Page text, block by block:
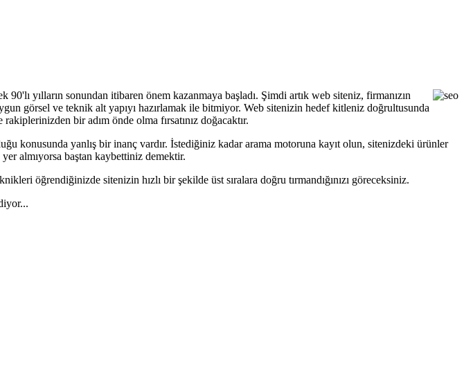
yılların sonundan itibaren önem kazanmaya başladı. Şimdi artık web siteniz, firmanızın
görsel ve teknik alt yapıyı hazırlamak ile bitmiyor. Web sitenizin hedef kitleniz doğrultusunda
bir adım önde olma fırsatınız doğacaktır.
konusunda yanlış bir inanç vardır. İstediğiniz kadar arama motoruna kayıt olun, sitenizdeki ürünler
almıyorsa baştan kaybettiniz demektir.
öğrendiğinizde sitenizin hızlı bir şekilde üst sıralara doğru tırmandığınızı göreceksiniz.